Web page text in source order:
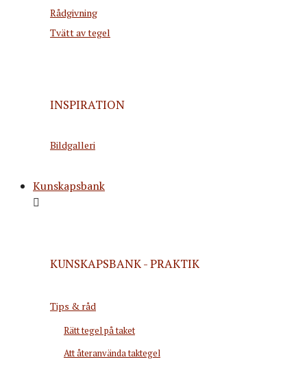
Rådgivning
Tvätt av tegel
INSPIRATION
Bildgalleri
Kunskapsbank
KUNSKAPSBANK - PRAKTIK
Tips & råd
Rätt tegel på taket
Att återanvända taktegel